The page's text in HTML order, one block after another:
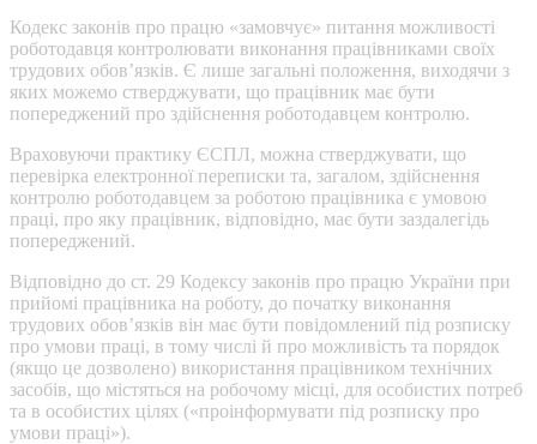
Кодекс законів про працю «замовчує» питання можливості
роботодавця контролювати виконання працівниками своїх
трудових обов’язків. Є лише загальні положення, виходячи з
яких можемо стверджувати, що працівник має бути
попереджений про здійснення роботодавцем контролю.
Враховуючи практику ЄСПЛ, можна стверджувати, що
перевірка електронної переписки та, загалом, здійснення
контролю роботодавцем за роботою працівника є умовою
праці, про яку працівник, відповідно, має бути заздалегідь
попереджений.
Відповідно до ст. 29 Кодексу законів про працю України при
прийомі працівника на роботу, до початку виконання
трудових обов’язків він має бути повідомлений під розписку
про умови праці, в тому числі й про можливість та порядок
(якщо це дозволено) використання працівником технічних
засобів, що містяться на робочому місці, для особистих потреб
та в особистих цілях («проінформувати під розписку про
умови праці»).